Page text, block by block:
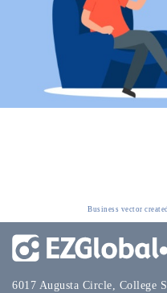
Business vector
6017 Augusta Circle, College